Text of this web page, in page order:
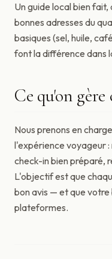
Un guide local bien
bonnes adresses du
basiques (sel, huile,
font la différence dans
Ce qu'on gère
Nous prenons en
l'expérience voyageur :
check-in bien préparé,
L'objectif est que
bon avis — et que votre
plateformes.